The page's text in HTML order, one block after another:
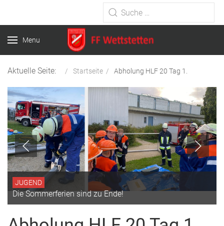
Type 2 or more characters for
results.
Menu
Aktuelle Seite: Startseite Abholung HLF 20 Tag 1.
JUGEND
Die Sommerferien sind zu Ende!